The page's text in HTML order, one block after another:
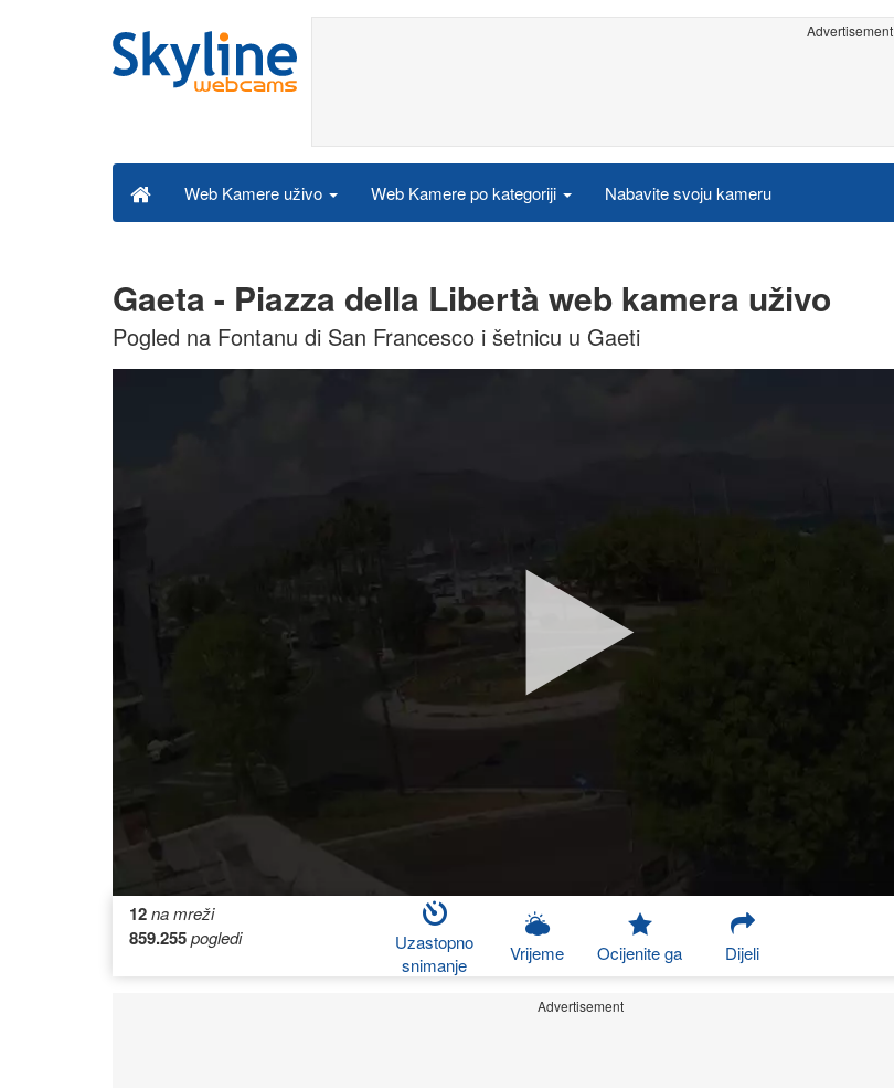
Advertisement
Web Kamere uživo Web Kamere po kategoriji Nabavite svoju kameru
Gaeta - Piazza della Libertà web kamera uživo
Pogled na Fontanu di San Francesco i šetnicu u Gaeti
12na mreži
859.255pogledi
Uzastopno
snimanje
Vrijeme Ocijenite ga Dijeli
Advertisement